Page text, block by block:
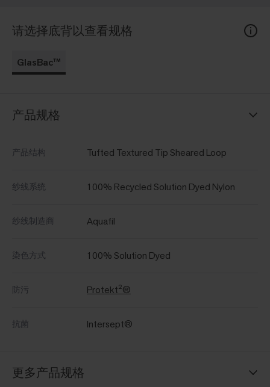
请选择底背以查看规格
GlasBac™
产品规格
产品结构 Tufted Textured Tip Sheared Loop
纱线系统 100% Recycled Solution Dyed Nylon
纱线制造商 Aquafil
染色方式 100% Solution Dyed
防污 Protekt²®
抗菌 Intersept®
更多产品规格